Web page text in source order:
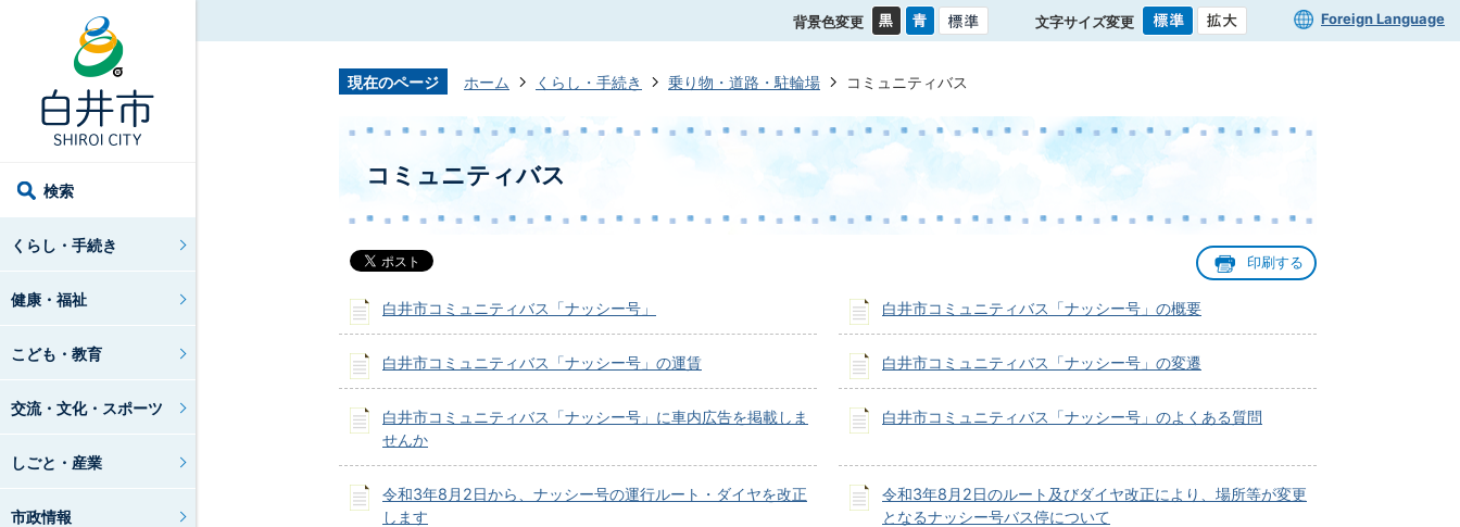
検索
くらし・手続き
健康・福祉
こども・教育
交流・文化・スポーツ
しごと・産業
市政情報
背景色変更 文字サイズ変更 Foreign Language
現在のページ ホーム くらし・手続き 乗り物・道路・駐輪場 コミュニティバス
コミュニティバス
印刷する
白井市コミュニティバス「ナッシー号」 白井市コミュニティバス「ナッシー号」の概要
白井市コミュニティバス「ナッシー号」の運賃 白井市コミュニティバス「ナッシー号」の変遷
白井市コミュニティバス「ナッシー号」に車内広告を掲載しま
せんか
白井市コミュニティバス「ナッシー号」のよくある質問
令和3年8月2日から、ナッシー号の運行ルート・ダイヤを改正
します
令和3年8月2日のルート及びダイヤ改正により、場所等が変更
となるナッシー号バス停について